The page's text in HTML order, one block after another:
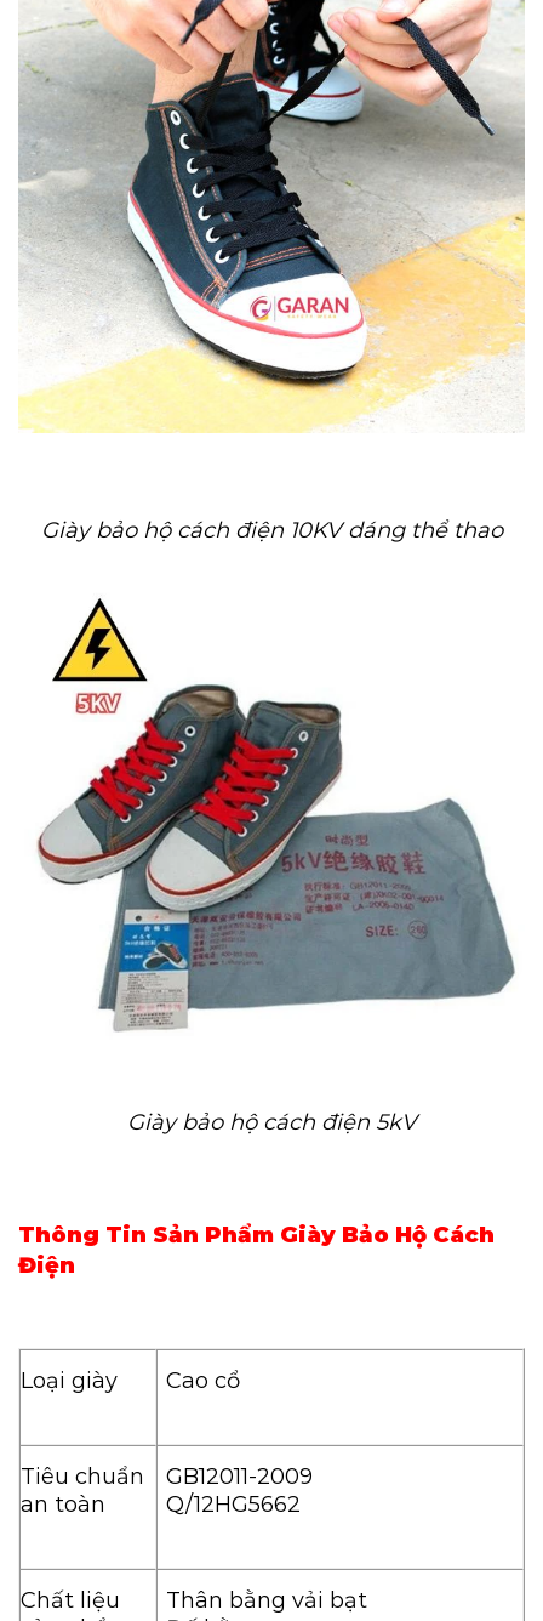
Giày bảo hộ cách điện 10KV dáng thể thao
Giày bảo hộ cách điện 5kV
Thông Tin Sản Phẩm Giày Bảo Hộ Cách
Điện
Loại giày Cao cổ
Tiêu chuẩn
an toàn
GB12011-2009
Q/12HG5662
Chất liệu
Thân bằng vải bạt